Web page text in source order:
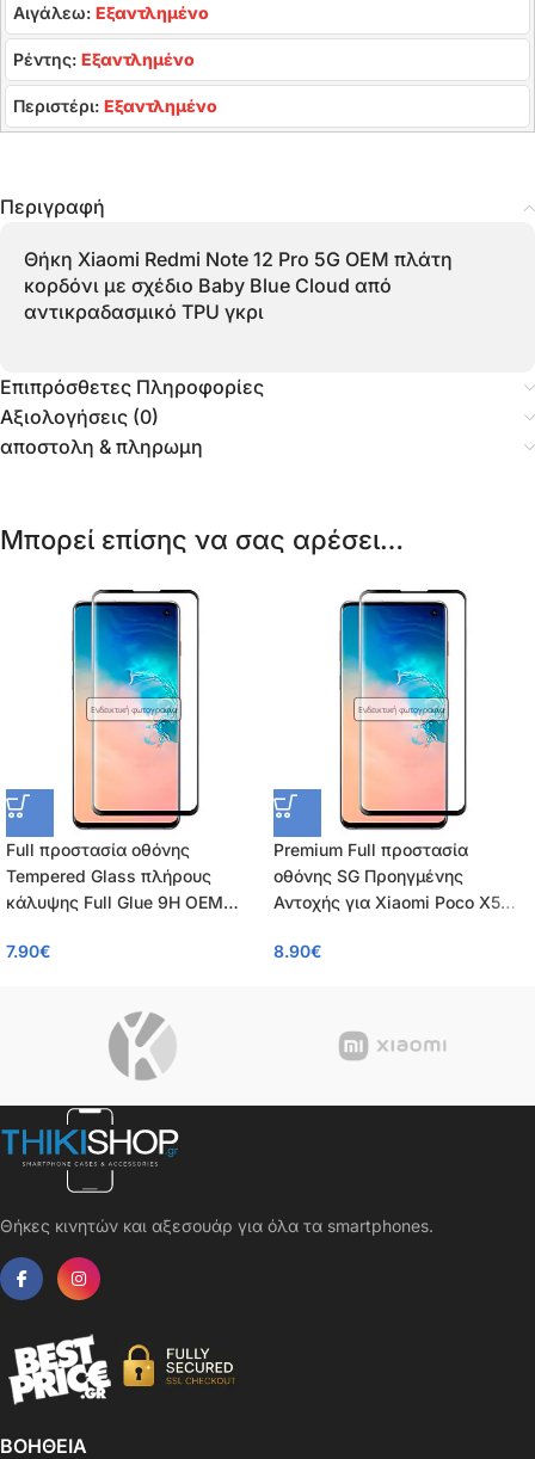
Αιγάλεω: Εξαντλημένο
Ρέντης: Εξαντλημένο
Περιστέρι: Εξαντλημένο
Περιγραφή
Θήκη Xiaomi Redmi Note 12 Pro 5G OEM πλάτη
κορδόνι με σχέδιο Baby Blue Cloud από
αντικραδασμικό TPU γκρι
Επιπρόσθετες Πληροφορίες
Αξιολογήσεις (0)
αποστολη & πληρωμη
Μπορεί επίσης να σας αρέσει…
Ενδεικτική φωτογραφία
Full προστασία οθόνης
Tempered Glass πλήρους
κάλυψης Full Glue 9H OEM
12 Pro 5G / Poco X5 Pro 5G /
7.90€
Ενδεικτική φωτογραφία
Premium Full προστασία
οθόνης SG Προηγμένης
Αντοχής για Xiaomi Poco X5
Redmi Note 12 Pro+ – Tempered
8.90€
Θήκες κινητών και αξεσουάρ για όλα τα smartphones.
ΒΟΗΘΕΙΑ